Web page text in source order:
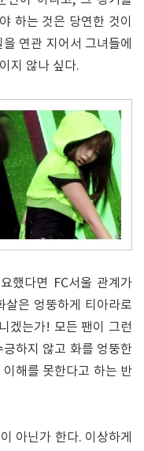
하는 것은 당연한 것이
연관 지어서 그녀들에
지 않나 싶다.
했다면 FC서울 관계가
살은 엉뚱하게 티아라로
겠는가! 모든 팬이 그런
하지 않고 화를 엉뚱한
해를 못한다고 하는 반
아닌가 한다. 이상하게